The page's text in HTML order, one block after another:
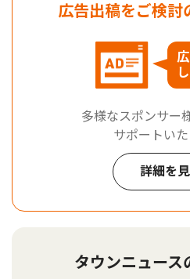
広告出稿をご検討
多様なスポンサー
サポートいた
詳細を
タウンニュース